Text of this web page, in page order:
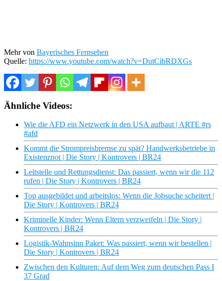
Mehr von Bayerisches Fernsehen
Quelle: https://www.youtube.com/watch?v=DutCibRDXGs
Ähnliche Videos:
Wie die AFD ein Netzwerk in den USA aufbaut | ARTE #rs
#afd
Kommt die Strompreisbremse zu spät? Handwerksbetriebe in
Existenznot | Die Story | Kontrovers | BR24
Leitstelle und Rettungsdienst: Das passiert, wenn wir die 112
rufen | Die Story | Kontrovers | BR24
Top ausgebildet und arbeitslos: Wenn die Jobsuche scheitert |
Die Story | Kontrovers | BR24
Kriminelle Kinder: Wenn Eltern verzweifeln | Die Story |
Kontrovers | BR24
Logistik-Wahnsinn Paket: Was passiert, wenn wir bestellen |
Die Story | Kontrovers | BR24
Zwischen den Kulturen: Auf dem Weg zum deutschen Pass I
37 Grad